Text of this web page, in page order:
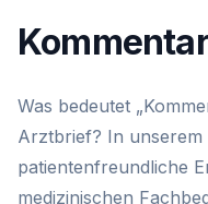
Kommentar
Was bedeutet
Arztbrief? In unserem
patientenfreundliche
medizinischen